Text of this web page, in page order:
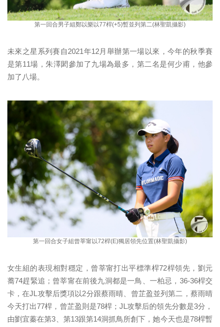
第一回合男子組鄭以樂以77桿(+5)暫並列第二(林聖凱攝影)
未來之星系列賽自2021年12月舉辦第一場以來，今年的秋季賽
是第11場，朱澤閎參加了九場為最多，第二名是何少甫，他參
加了八場。
第一回合女子組曾莘甯以72桿(E)獨居領先位置(林聖凱攝影)
女生組的表現相對穩定，曾莘甯打出平標準桿72桿領先，劉元
蕎74趕緊追；曾莘甯在前後九洞都是一鳥、一柏忌，36-36桿交
卡，在JL攻擊后獎項以2分跟蔡雨晴、曾芷盈並列第二，蔡雨晴
今天打出77桿，曾芷盈則是78桿；JL攻擊后的領先分數是3分，
由劉宜蓁在第3、第13跟第14洞抓鳥所創下，她今天也是78桿暫